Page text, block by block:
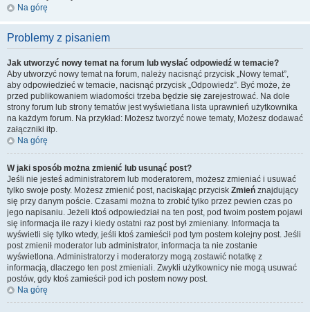
Na górę
Problemy z pisaniem
Jak utworzyć nowy temat na forum lub wysłać odpowiedź w temacie?
Aby utworzyć nowy temat na forum, należy nacisnąć przycisk „Nowy temat”,
aby odpowiedzieć w temacie, nacisnąć przycisk „Odpowiedz”. Być może, że
przed publikowaniem wiadomości trzeba będzie się zarejestrować. Na dole
strony forum lub strony tematów jest wyświetlana lista uprawnień użytkownika
na każdym forum. Na przykład: Możesz tworzyć nowe tematy, Możesz dodawać
załączniki itp.
Na górę
W jaki sposób można zmienić lub usunąć post?
Jeśli nie jesteś administratorem lub moderatorem, możesz zmieniać i usuwać
tylko swoje posty. Możesz zmienić post, naciskając przycisk Zmień znajdujący
się przy danym poście. Czasami można to zrobić tylko przez pewien czas po
jego napisaniu. Jeżeli ktoś odpowiedział na ten post, pod twoim postem pojawi
się informacja ile razy i kiedy ostatni raz post był zmieniany. Informacja ta
wyświetli się tylko wtedy, jeśli ktoś zamieścił pod tym postem kolejny post. Jeśli
post zmienił moderator lub administrator, informacja ta nie zostanie
wyświetlona. Administratorzy i moderatorzy mogą zostawić notatkę z
informacją, dlaczego ten post zmieniali. Zwykli użytkownicy nie mogą usuwać
postów, gdy ktoś zamieścił pod ich postem nowy post.
Na górę